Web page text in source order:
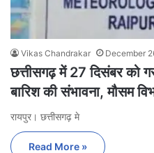
Vikas Chandrakar December
छत्तीसगढ़ में 27 दिसंबर
बारिश की संभावना, मौसम
रायपुर। छत्तीसगढ़ मे
Read More »